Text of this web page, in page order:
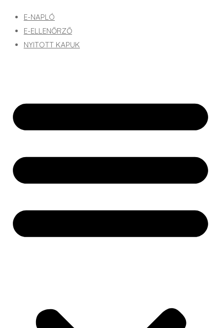
E-NAPLÓ
E-ELLENŐRZŐ
NYITOTT KAPUK